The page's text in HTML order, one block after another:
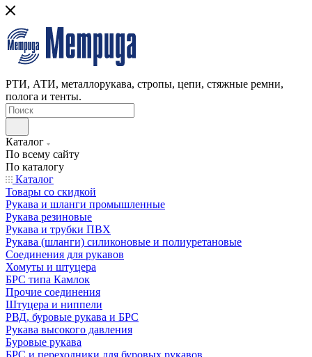
РТИ, АТИ, металлорукава, стропы, цепи, стяжные ремни,
полога и тенты.
Каталог
По всему сайту
По каталогу
Каталог
Товары со скидкой
Рукава и шланги промышленные
Рукава резиновые
Рукава и трубки ПВХ
Рукава (шланги) силиконовые и полиуретановые
Соединения для рукавов
Хомуты и штуцера
БРС типа Камлок
Прочие соединения
Штуцера и ниппели
РВД, буровые рукава и БРС
Рукава высокого давления
Буровые рукава
БРС и переходники для буровых рукавов